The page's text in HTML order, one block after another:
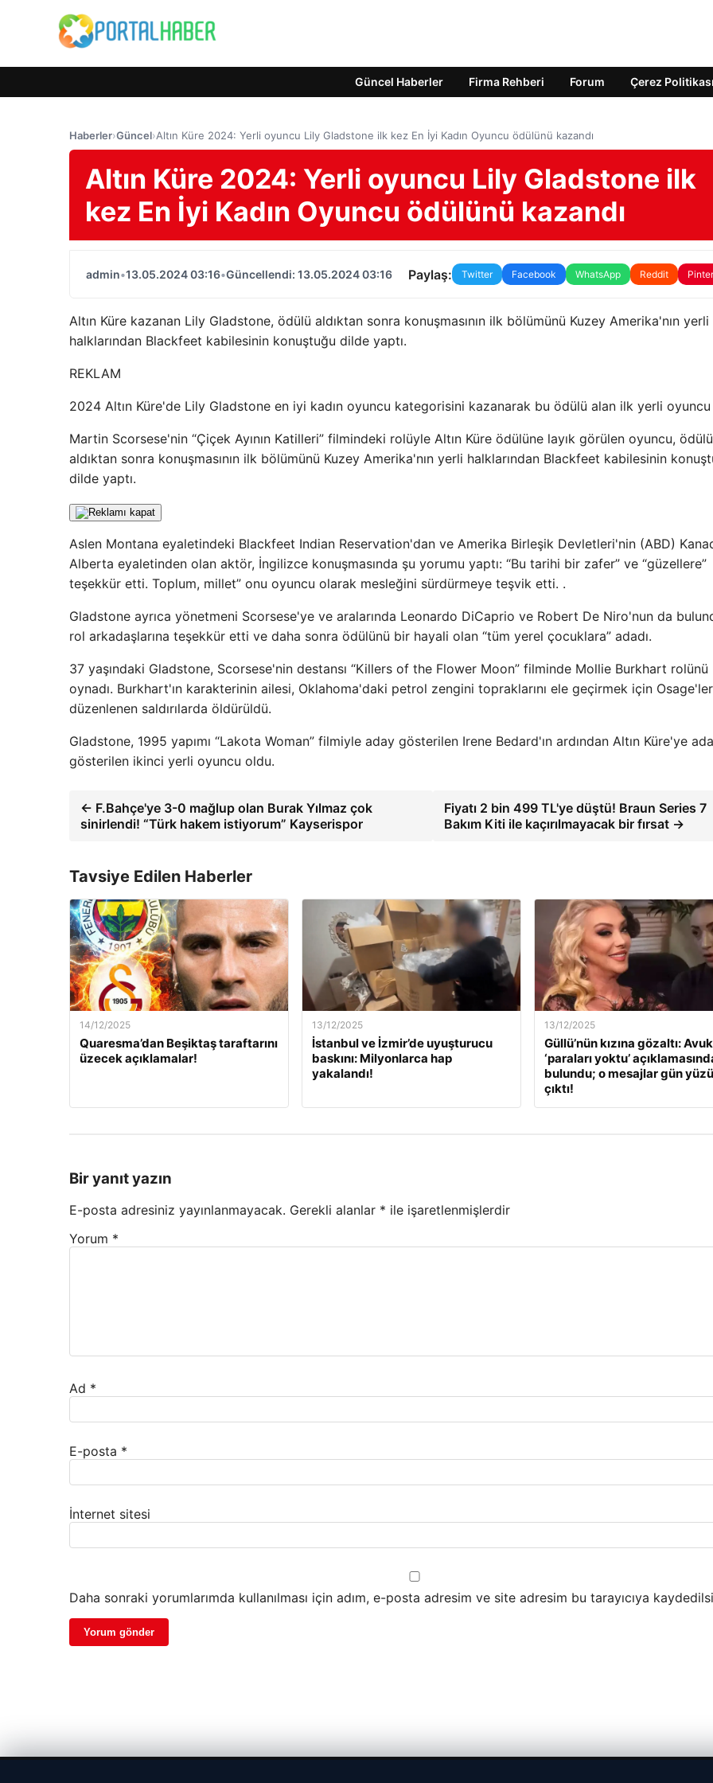
Güncel Haberler Firma Rehberi Forum Çerez Politikası
Haberler›Güncel›Altın Küre 2024: Yerli oyuncu Lily Gladstone ilk kez En İyi Kadın Oyuncu ödülünü kazandı
Altın Küre 2024: Yerli oyuncu Lily Gladstone ilk
kez En İyi Kadın Oyuncu ödülünü kazandı
admin•13.05.2024 03:16•Güncellendi: 13.05.2024 03:16 Paylaş: Twitter Facebook WhatsApp Reddit
Altın Küre kazanan Lily Gladstone, ödülü aldıktan sonra konuşmasının ilk bölümünü Kuzey Amerika'nın yerli
halklarından Blackfeet kabilesinin konuştuğu dilde yaptı.
REKLAM
2024 Altın Küre'de Lily Gladstone en iyi kadın oyuncu kategorisini kazanarak bu ödülü alan ilk yerli
Martin Scorsese'nin “Çiçek Ayının Katilleri” filmindeki rolüyle Altın Küre ödülüne layık görülen oyuncu, ödülü
aldıktan sonra konuşmasının ilk bölümünü Kuzey Amerika'nın yerli halklarından Blackfeet kabilesinin
dilde yaptı.
Aslen Montana eyaletindeki Blackfeet Indian Reservation'dan ve Amerika Birleşik Devletleri'nin (ABD)
Alberta eyaletinden olan aktör, İngilizce konuşmasında şu yorumu yaptı: “Bu tarihi bir zafer” ve “güzellere”
teşekkür etti. Toplum, millet” onu oyuncu olarak mesleğini sürdürmeye teşvik etti. .
Gladstone ayrıca yönetmeni Scorsese'ye ve aralarında Leonardo DiCaprio ve Robert De Niro'nun da
rol arkadaşlarına teşekkür etti ve daha sonra ödülünü bir hayali olan “tüm yerel çocuklara” adadı.
37 yaşındaki Gladstone, Scorsese'nin destansı “Killers of the Flower Moon” filminde Mollie Burkhart rolünü
oynadı. Burkhart'ın karakterinin ailesi, Oklahoma'daki petrol zengini topraklarını ele geçirmek için
düzenlenen saldırılarda öldürüldü.
Gladstone, 1995 yapımı “Lakota Woman” filmiyle aday gösterilen Irene Bedard'ın ardından Altın Küre'ye
gösterilen ikinci yerli oyuncu oldu.
← F.Bahçe'ye 3-0 mağlup olan Burak Yılmaz çok
sinirlendi! “Türk hakem istiyorum” Kayserispor
Fiyatı 2 bin 499 TL'ye düştü! Braun Series 7
Bakım Kiti ile kaçırılmayacak bir fırsat →
Tavsiye Edilen Haberler
14/12/2025
Quaresma’dan Beşiktaş taraftarını
üzecek açıklamalar!
13/12/2025
İstanbul ve İzmir’de uyuşturucu
baskını: Milyonlarca hap
yakalandı!
13/12/2025
Güllü’nün kızına gözaltı:
‘paraları yoktu’
bulundu; o mesajlar gün
çıktı!
Bir yanıt yazın
E-posta adresiniz yayınlanmayacak. Gerekli alanlar * ile işaretlenmişlerdir
Yorum *
Ad *
E-posta *
İnternet sitesi
Daha sonraki yorumlarımda kullanılması için adım, e-posta adresim ve site adresim bu tarayıcıya